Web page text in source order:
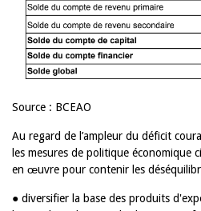
Source : BCEAO
Au regard de l’ampleur du déficit
les mesures de politique économique
en œuvre pour contenir les
● diversifier la base des produits